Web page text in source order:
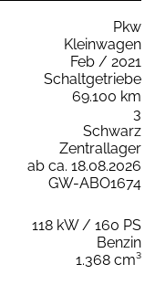
Pkw
Kleinwagen
Feb / 2021
Schaltgetriebe
69.100 km
3
Schwarz
Zentrallager
ab ca. 18.08.2026
GW-ABO1674
118 kW / 160 PS
Benzin
1.368 cm³